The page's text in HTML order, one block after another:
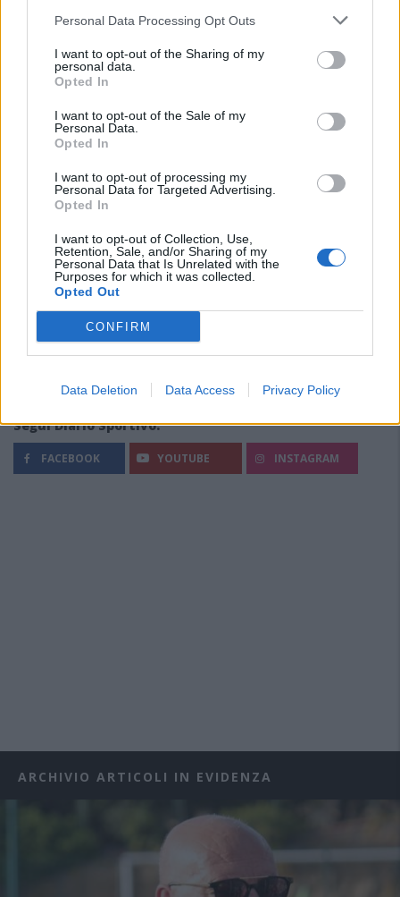
Personal Data Processing Opt Outs
I want to opt-out of the Sharing of my
personal data.
Opted In
I want to opt-out of the Sale of my
Personal Data.
Opted In
I want to opt-out of processing my
Personal Data for Targeted Advertising.
Opted In
I want to opt-out of Collection, Use,
Retention, Sale, and/or Sharing of my
Personal Data that Is Unrelated with the
Purposes for which it was collected.
Opted Out
CONFIRM
Data Deletion Data Access Privacy Policy
Sportiva in Srl
7 Ago 2026
Segui Diario Sportivo:
FACEBOOK YOUTUBE INSTAGRAM
ARCHIVIO ARTICOLI IN EVIDENZA